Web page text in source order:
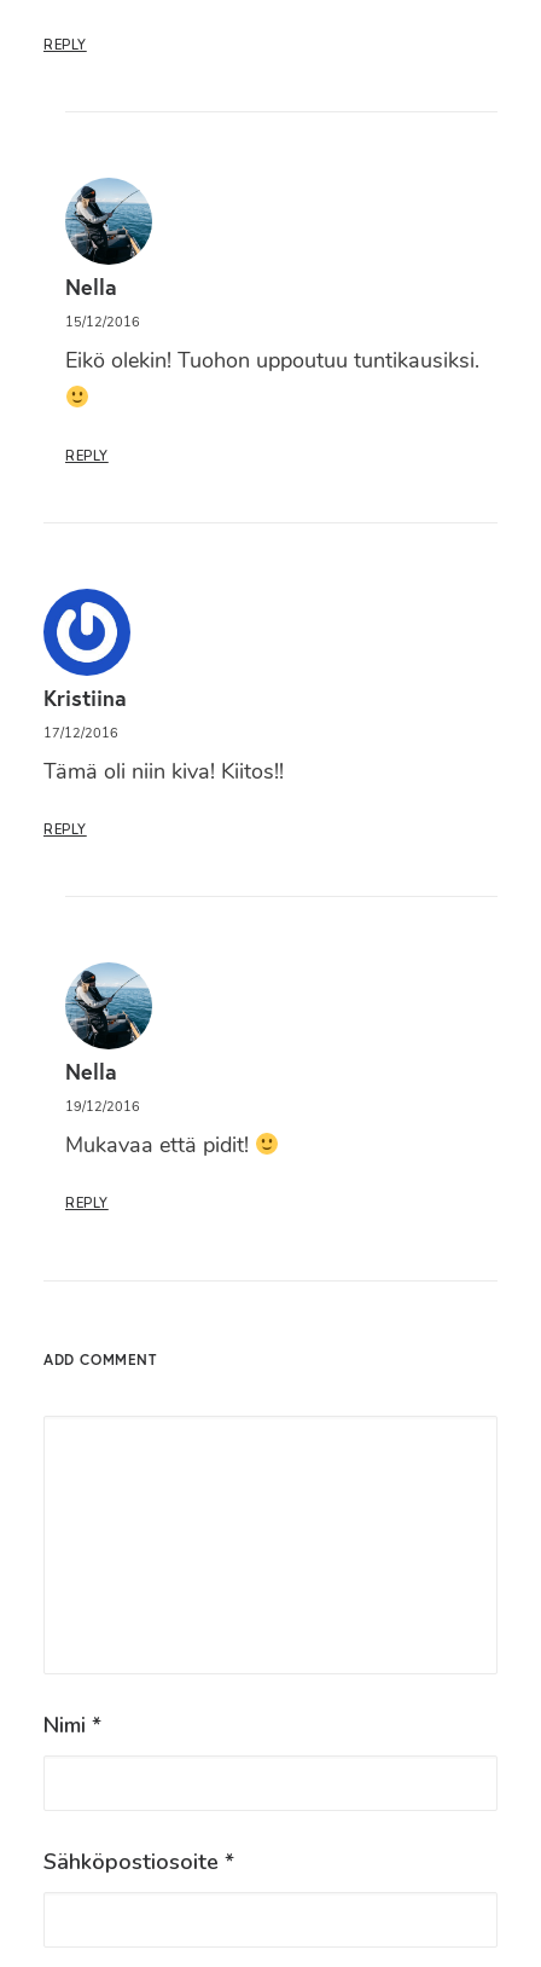
REPLY
Nella
15/12/2016
Eikö olekin! Tuohon uppoutuu tuntikausiksi.
REPLY
Kristiina
17/12/2016
Tämä oli niin kiva! Kiitos!!
REPLY
Nella
19/12/2016
Mukavaa että pidit!
REPLY
ADD COMMENT
Nimi *
Sähköpostiosoite *